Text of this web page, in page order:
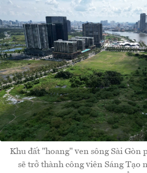
Khu đất "hoang" ven sông Sài Gòn
sẽ trở thành công viên Sáng Tạo